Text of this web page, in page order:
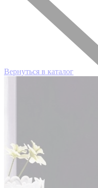
Вернуться в каталог